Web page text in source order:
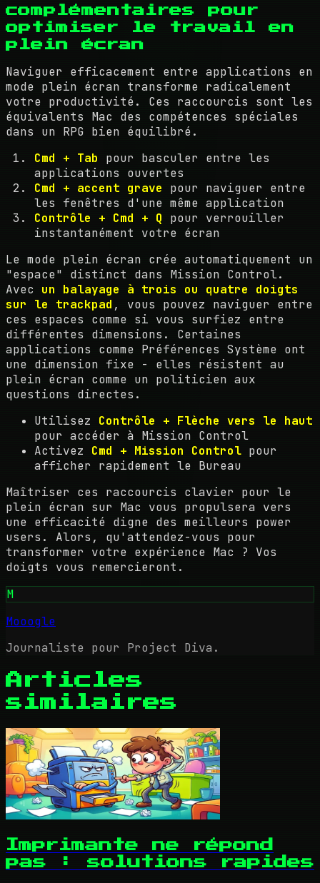
complémentaires pour
optimiser le travail en
plein écran
Naviguer efficacement entre applications en
mode plein écran transforme radicalement
votre productivité. Ces raccourcis sont les
équivalents Mac des compétences spéciales
dans un RPG bien équilibré.
Cmd + Tab pour basculer entre les
applications ouvertes
Cmd + accent grave pour naviguer entre
les fenêtres d'une même application
Contrôle + Cmd + Q pour verrouiller
instantanément votre écran
Le mode plein écran crée automatiquement un
"espace" distinct dans Mission Control.
Avec un balayage à trois ou quatre doigts
sur le trackpad , vous pouvez naviguer entre
ces espaces comme si vous surfiez entre
différentes dimensions. Certaines
applications comme Préférences Système ont
une dimension fixe - elles résistent au
plein écran comme un politicien aux
questions directes.
Utilisez Contrôle + Flèche vers le haut
pour accéder à Mission Control
Activez Cmd + Mission Control pour
afficher rapidement le Bureau
Maîtriser ces raccourcis clavier pour le
plein écran sur Mac vous propulsera vers
une efficacité digne des meilleurs power
users. Alors, qu'attendez-vous pour
transformer votre expérience Mac ? Vos
doigts vous remercieront.
M
Mooogle
Journaliste pour Project Diva.
Articles
similaires
Imprimante ne répond
pas : solutions rapides